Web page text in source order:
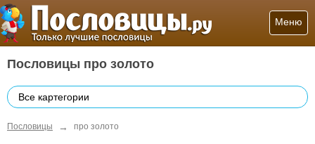
Меню
Пословицы про золото
Все картегории
Пословицы → про золото